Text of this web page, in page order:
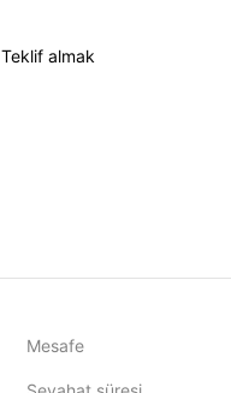
Teklif almak
Mesafe